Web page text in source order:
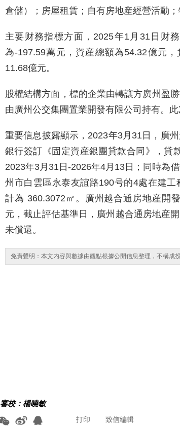
倉儲）；房屋租賃；自有房地産經營活動；
主要财務指標方面，2025年1月31日财
為-197.59萬元，資産總額為54.32億元
11.68億元。
股權結構方面，標的企業由轉讓方廣州盈
由廣州公交集團置業開發有限公司持有。
重要信息披露顯示，2023年3月31日，廣
銀行簽訂《固定資産銀團貸款合同》，貸
2023年3月31日-2026年4月13日；同時為
州市白雲區永泰友誼路190号的4處在建
計為 360.3072㎡。廣州越合通房地産開
元，截止評估基準日，廣州越合通房地産
未償還。
免責聲明：本文内容與數據由觀點根據公開信息整理，不構成
審校：楊曉敏
致信編輯
打印